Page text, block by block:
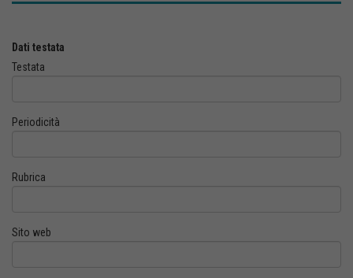
Dati testata
Testata
Periodicità
Rubrica
Sito web